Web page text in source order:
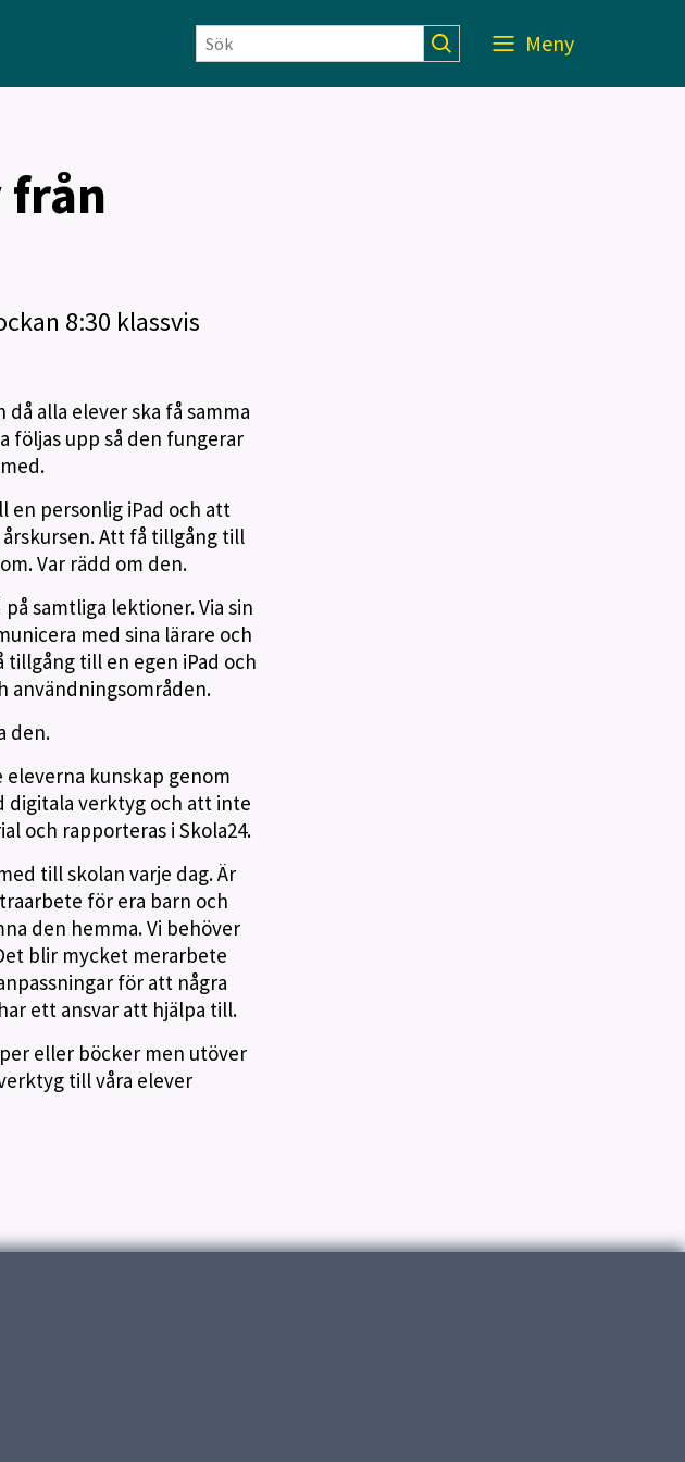
Meny
8:30 klassvis
alla elever ska få samma
följas upp så den fungerar
en personlig iPad och att
Att få tillgång till
Var rädd om den.
samtliga lektioner. Via sin
med sina lärare och
till en egen iPad och
användningsområden.
den.
eleverna kunskap genom
digitala verktyg och att inte
och rapporteras i Skola24.
till skolan varje dag. Är
för era barn och
den hemma. Vi behöver
blir mycket merarbete
för att några
ett ansvar att hjälpa till.
eller böcker men utöver
till våra elever